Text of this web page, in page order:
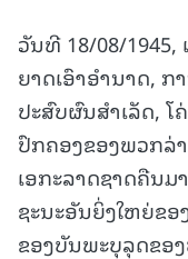
ວັນທີ 18/08/
ຍາດເອົາອໍານາດ, ກ
ປະສົບຜົນສໍາເລັດ,
ປົກຄອງຂອງພວກລ່າ
ເອກະລາດຊາດຄືນ
ຊະນະອັນຍິ່ງໃຫຍ່ຂ
ຂອງບັນພະບຸລຸດຂອ